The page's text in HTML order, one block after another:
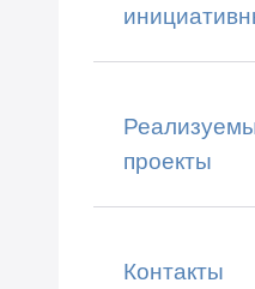
проекты
Контакты